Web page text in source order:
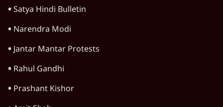
Satya Hindi Bulletin
Narendra Modi
Jantar Mantar Protests
Rahul Gandhi
Prashant Kishor